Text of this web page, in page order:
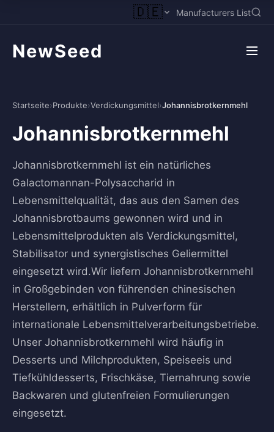
🇩🇪 Manufacturers List
NewSeed
Startseite›Produkte›Verdickungsmittel›Johannisbrotkernmehl
Johannisbrotkernmehl
Johannisbrotkernmehl ist ein natürliches
Galactomannan-Polysaccharid in
Lebensmittelqualität, das aus den Samen des
Johannisbrotbaums gewonnen wird und in
Lebensmittelprodukten als Verdickungsmittel,
Stabilisator und synergistisches Geliermittel
eingesetzt wird.Wir liefern Johannisbrotkernmehl
in Großgebinden von führenden chinesischen
Herstellern, erhältlich in Pulverform für
internationale Lebensmittelverarbeitungsbetriebe.
Unser Johannisbrotkernmehl wird häufig in
Desserts und Milchprodukten, Speiseeis und
Tiefkühldesserts, Frischkäse, Tiernahrung sowie
Backwaren und glutenfreien Formulierungen
eingesetzt.